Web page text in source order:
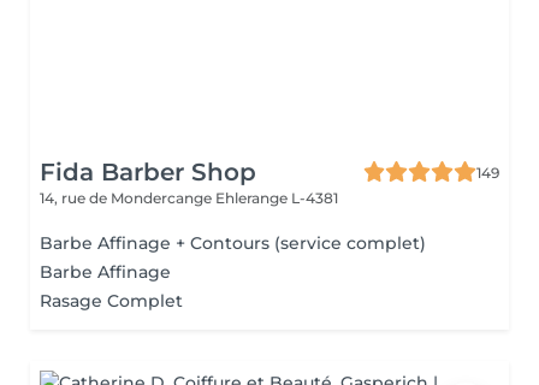
Fida Barber Shop
149
14, rue de Mondercange Ehlerange L-4381
Barbe Affinage + Contours (service complet)
Barbe Affinage
Rasage Complet